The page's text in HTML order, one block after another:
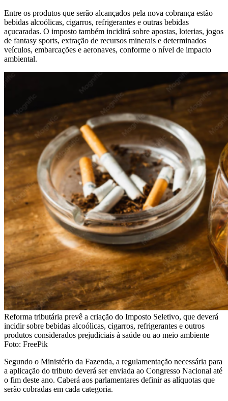
Entre os produtos que serão alcançados pela nova cobrança estão
bebidas alcoólicas, cigarros, refrigerantes e outras bebidas
açucaradas. O imposto também incidirá sobre apostas, loterias, jogos
de fantasy sports, extração de recursos minerais e determinados
veículos, embarcações e aeronaves, conforme o nível de impacto
ambiental.
Reforma tributária prevê a criação do Imposto Seletivo, que deverá
incidir sobre bebidas alcoólicas, cigarros, refrigerantes e outros
produtos considerados prejudiciais à saúde ou ao meio ambiente
Foto: FreePik
Segundo o Ministério da Fazenda, a regulamentação necessária para
a aplicação do tributo deverá ser enviada ao Congresso Nacional até
o fim deste ano. Caberá aos parlamentares definir as alíquotas que
serão cobradas em cada categoria.